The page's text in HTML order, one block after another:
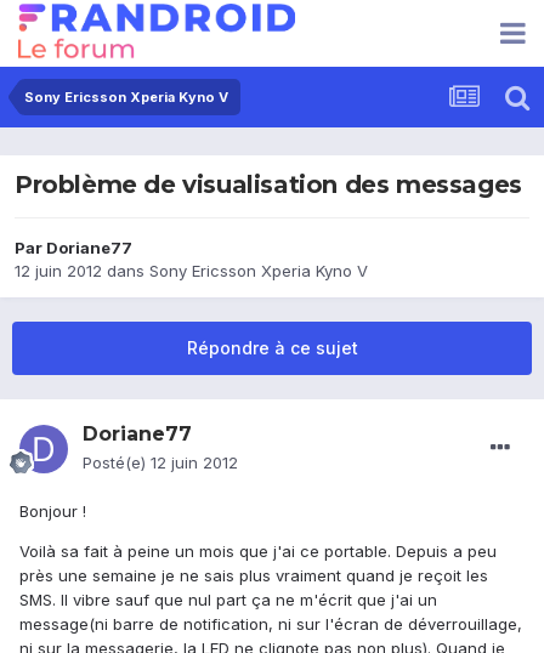
Sony Ericsson Xperia Kyno V
Problème de visualisation des messages
Par Doriane77
12 juin 2012 dans Sony Ericsson Xperia Kyno V
Répondre à ce sujet
Doriane77
Posté(e) 12 juin 2012
Bonjour !
Voilà sa fait à peine un mois que j'ai ce portable. Depuis a peu
près une semaine je ne sais plus vraiment quand je reçoit les
SMS. Il vibre sauf que nul part ça ne m'écrit que j'ai un
message(ni barre de notification, ni sur l'écran de déverrouillage,
ni sur la messagerie, la LED ne clignote pas non plus). Quand je